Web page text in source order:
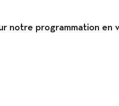
notre programmation en